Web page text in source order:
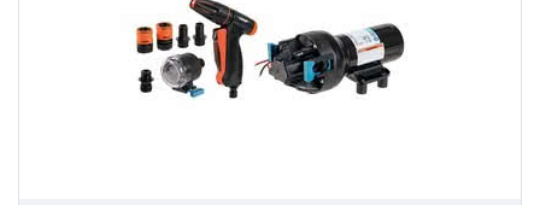
VEDI